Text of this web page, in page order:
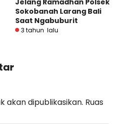
Sokobanah Larang Bali
Saat Ngabuburit
3 tahun lalu
akan dipublikasikan. Ruas